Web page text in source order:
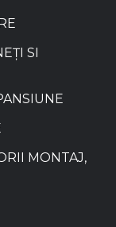
SI
MONTAJ,